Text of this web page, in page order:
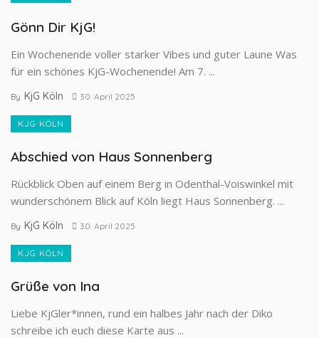
Gönn Dir KjG!
Ein Wochenende voller starker Vibes und guter Laune Was
für ein schönes KjG-Wochenende! Am 7. ...
By KjG Köln 30. April 2025
KJG KÖLN
Abschied von Haus Sonnenberg
Rückblick Oben auf einem Berg in Odenthal-Voiswinkel mit
wunderschönem Blick auf Köln liegt Haus Sonnenberg. ...
By KjG Köln 30. April 2025
KJG KÖLN
Grüße von Ina
Liebe KjGler*innen, rund ein halbes Jahr nach der Diko
schreibe ich euch diese Karte aus ...